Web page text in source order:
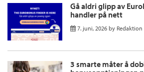
Gå aldri glipp av
handler på nett
7. juni, 2026 by Redaktion
3 smarte måter å